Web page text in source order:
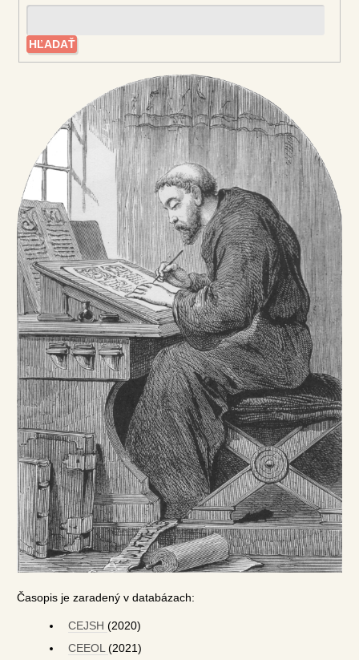
Časopis je zaradený v databázach:
CEJSH (2020)
CEEOL (2021)